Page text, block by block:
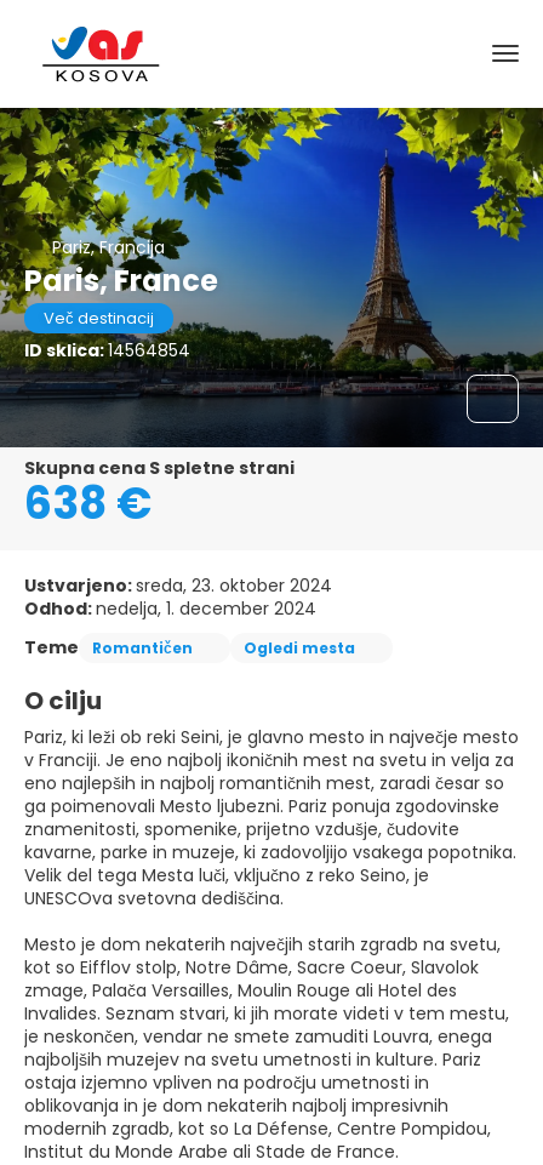
Pariz, Francija
Paris, France
Več destinacij
ID sklica:14564854
Skupna cena S spletne strani
638 €
Ustvarjeno:sreda, 23. oktober 2024
Odhod:nedelja, 1. december 2024
Teme
Romantičen Ogledi mesta
O cilju
Pariz, ki leži ob reki Seini, je glavno mesto in največje mesto
v Franciji. Je eno najbolj ikoničnih mest na svetu in velja za
eno najlepših in najbolj romantičnih mest, zaradi česar so
ga poimenovali Mesto ljubezni. Pariz ponuja zgodovinske
znamenitosti, spomenike, prijetno vzdušje, čudovite
kavarne, parke in muzeje, ki zadovoljijo vsakega popotnika.
Velik del tega Mesta luči, vključno z reko Seino, je
UNESCOva svetovna dediščina.
Mesto je dom nekaterih največjih starih zgradb na svetu,
kot so Eifflov stolp, Notre Dâme, Sacre Coeur, Slavolok
zmage, Palača Versailles, Moulin Rouge ali Hotel des
Invalides. Seznam stvari, ki jih morate videti v tem mestu,
je neskončen, vendar ne smete zamuditi Louvra, enega
najboljših muzejev na svetu umetnosti in kulture. Pariz
ostaja izjemno vpliven na področju umetnosti in
oblikovanja in je dom nekaterih najbolj impresivnih
modernih zgradb, kot so La Défense, Centre Pompidou,
Institut du Monde Arabe ali Stade de France.